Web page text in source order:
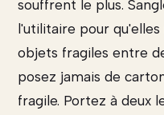
souffrent le plus.
l'utilitaire pour
objets fragiles entre
posez jamais de
fragile. Portez à deux